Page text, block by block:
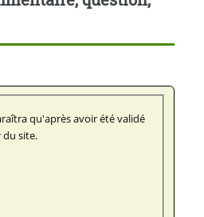
qu'après avoir été validé
site.